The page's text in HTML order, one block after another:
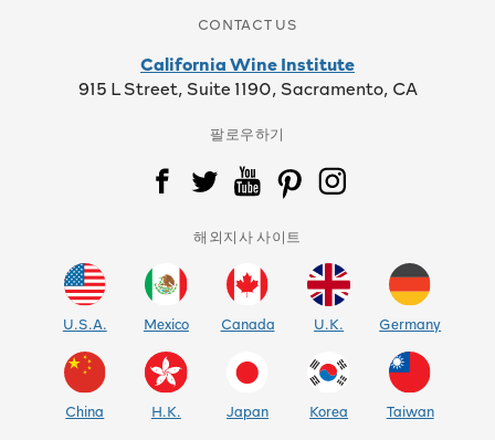
9200 Highway 128
Philo, CA 95466
Lazy Creek Vineyards
Philo, CA 95466
Long Meadow Ranch Winery – Anderson Valley
9000 HWY 128
The Madrones
Philo, CA 95466
CONTACT US
California Wine Institute
915 L Street, Suite 1190, Sacramento, CA
팔로우하기
해외지사 사이트
U.S.A. Mexico Canada U.K. Germany
China H.K. Japan Korea Taiwan